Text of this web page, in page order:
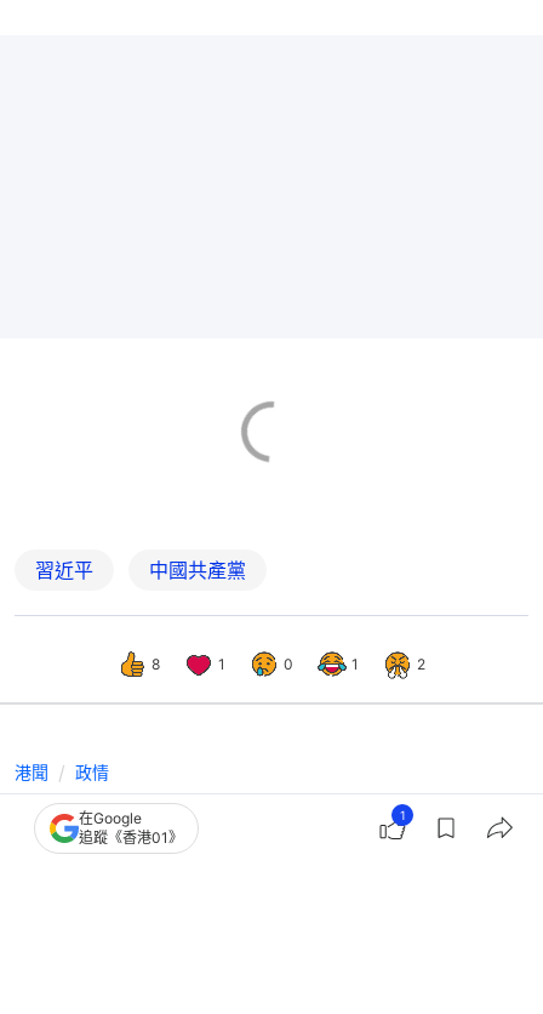
習近平 中國共產黨
8 1 0 1 2
港聞 政情
建黨105周年｜唐英年：在中共帶領下
國家強起來 人民擁有幸福感
在Google
追蹤《香港01》
1